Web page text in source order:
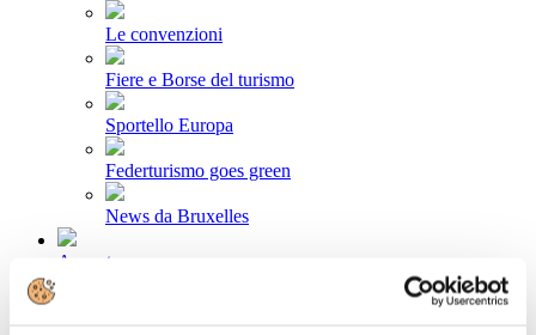
Le convenzioni
Fiere e Borse del turismo
Sportello Europa
Federturismo goes green
News da Bruxelles
Area stampa